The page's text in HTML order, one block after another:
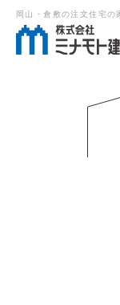
岡山・倉敷の注文住宅の